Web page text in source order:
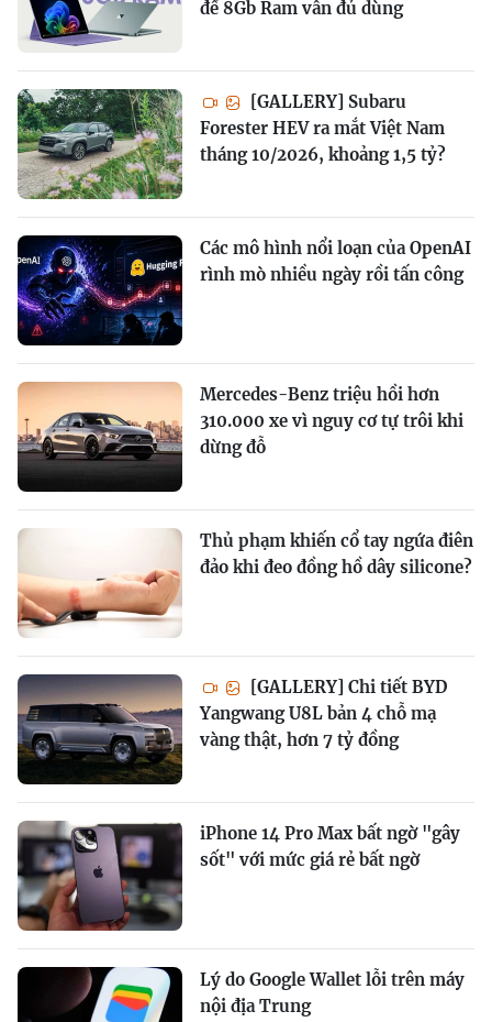
để 8Gb Ram vẫn đủ dùng
[GALLERY] Subaru
Forester HEV ra mắt Việt Nam
tháng 10/2026, khoảng 1,5 tỷ?
Các mô hình nổi loạn của OpenAI
rình mò nhiều ngày rồi tấn công
Mercedes-Benz triệu hồi hơn
310.000 xe vì nguy cơ tự trôi khi
dừng đỗ
Thủ phạm khiến cổ tay ngứa điên
đảo khi đeo đồng hồ dây silicone?
[GALLERY] Chi tiết BYD
Yangwang U8L bản 4 chỗ mạ
vàng thật, hơn 7 tỷ đồng
iPhone 14 Pro Max bất ngờ "gây
sốt" với mức giá rẻ bất ngờ
Lý do Google Wallet lỗi trên máy
nội địa Trung